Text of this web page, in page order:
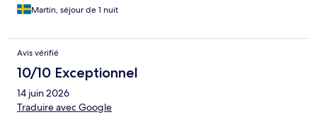
Martin, séjour de 1 nuit
Avis vérifié
10/10 Exceptionnel
14 juin 2026
Traduire avec Google